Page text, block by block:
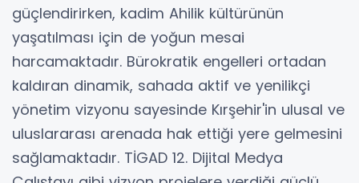
güçlendirirken, kadim Ahilik kültürünün
yaşatılması için de yoğun mesai
harcamaktadır. Bürokratik engelleri ortadan
kaldıran dinamik, sahada aktif ve yenilikçi
yönetim vizyonu sayesinde Kırşehir'in ulusal ve
uluslararası arenada hak ettiği yere gelmesini
sağlamaktadır. TİGAD 12. Dijital Medya